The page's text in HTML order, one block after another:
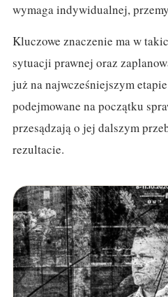
wymaga indywidualnej,
Kluczowe znaczenie ma w
sytuacji prawnej oraz
już na najwcześniejszym
podejmowane na początku
przesądzają o jej dalszym
rezultacie.